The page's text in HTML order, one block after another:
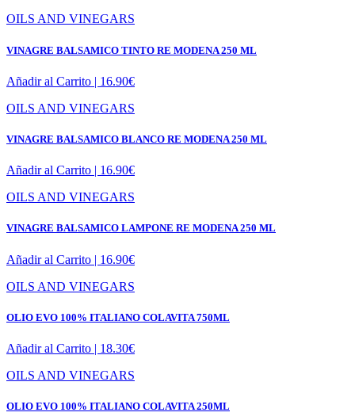
OILS AND VINEGARS
VINAGRE BALSAMICO TINTO RE MODENA 250 ML
Añadir al Carrito | 16.90€
OILS AND VINEGARS
VINAGRE BALSAMICO BLANCO RE MODENA 250 ML
Añadir al Carrito | 16.90€
OILS AND VINEGARS
VINAGRE BALSAMICO LAMPONE RE MODENA 250 ML
Añadir al Carrito | 16.90€
OILS AND VINEGARS
OLIO EVO 100% ITALIANO COLAVITA 750ML
Añadir al Carrito | 18.30€
OILS AND VINEGARS
OLIO EVO 100% ITALIANO COLAVITA 250ML